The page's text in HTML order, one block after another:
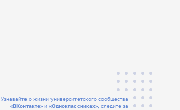
Узнавайте о жизни университетского сообщества
«ВКонтакте» и«Одноклассниках» , следите за